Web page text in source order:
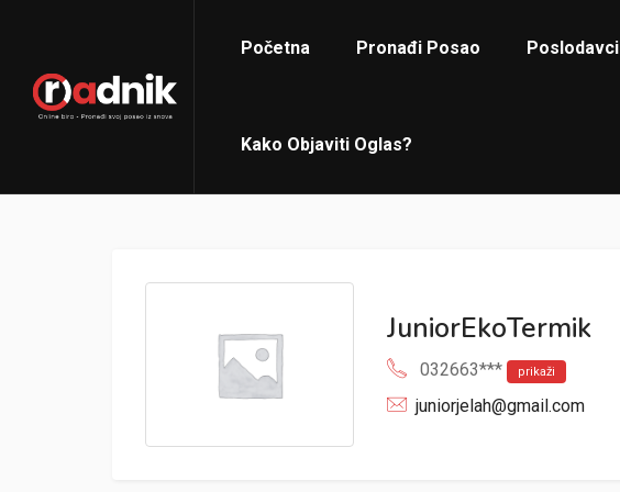
Početna Pronađi Posao Poslodavci
Kako Objaviti Oglas?
JuniorEkoTermik
032663*** prikaži
juniorjelah@gmail.com